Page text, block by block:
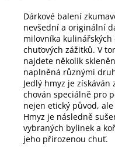
Dárkové balení
nevšední a originální
milovníka
chuťových zážitků. V
najdete několik
naplněná různými
Jedlý hmyz je
chován speciálně pro
nejen etický původ,
Hmyz je následně
vybraných bylinek a
jeho přirozenou chuť.